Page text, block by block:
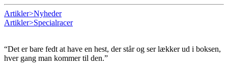
Artikler>Nyheder
Artikler>Specialracer
“Det er bare fedt at have en hest, der står og ser lækker ud i boksen,
hver gang man kommer til den.”